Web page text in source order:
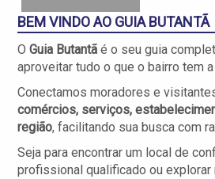
BEM VINDO AO GUIABUTANTÃ
O Guia Butantã é o seu guia
aproveitar tudo o que o bairro tem
Conectamos moradores e
comércios, serviços,
região, facilitando sua busca com
Seja para encontrar um local de
profissional qualificado ou explorar